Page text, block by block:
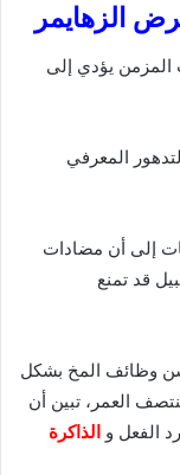
المزمن يؤدي إلى
المعرفي
إلى أن مضادات
قد تمنع
وظائف المخ بشكل
على 60 امرأة في منتصف العمر، تبين أن
الفعل و الذاكرة